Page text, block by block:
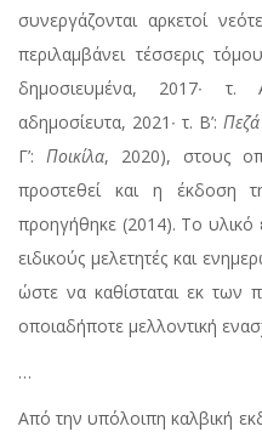
συνεργάζονται αρκετοί
περιλαμβάνει τέσσερις
δημοσιευμένα, 2017∙
αδημοσίευτα, 2021∙ τ. Β’:
Γ’: Ποικίλα, 2020), στους
προστεθεί και η έκδοση
προηγήθηκε (2014). Το υλικό
ειδικούς μελετητές και
ώστε να καθίσταται εκ των
οποιαδήποτε μελλοντική
…
Από την υπόλοιπη καλβική